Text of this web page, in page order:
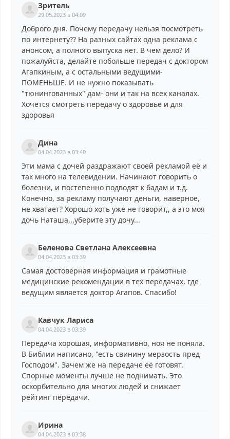
Зритель
29.05.2023 в 04:09
Доброго дня. Почему передачу нельзя посмотреть
по интернету?? На разных сайтах одна реклама с
анонсом, а полного выпуска нет. В чем дело? И
пожалуйста, делайте побольше передач с доктором
Агапкиным, а с остальными ведущими-
ПОМЕНЬШЕ. И не нужно показывать
"тюнингованных" дам- они и так на всех каналах.
Хочется смотреть передачу о здоровье и для
здоровья
Дина
04.04.2023 в 03:40
Эти мама с дочей раздражают своей рекламой её и
так много на телевидении. Начинают говорить о
болезни, и постепенно подводят к бадам и т.д.
Конечно, за рекламу получают деньги, наверное,
не хватает? Хорошо хоть уже не говорит,, а это моя
дочь Наташа,,,уберите эту дочу...
Беленова Светлана Алексеевна
04.04.2023 в 03:39
Самая достоверная информация и грамотные
медицинские рекомендации в тех передачах, где
ведущим является доктор Агапов. Спасибо!
Кавчук Лариса
04.04.2023 в 03:39
Передача хорошая, информативно, ноя не поняла.
В Библии написано, "есть свинину мерзость пред
Господом". Зачем же на передаче её готовят.
Спорные моменты лучше не поднимать. Это
оскорбительно для многих людей и снижает
рейтинг передачи.
Ирина
04.04.2023 в 03:38